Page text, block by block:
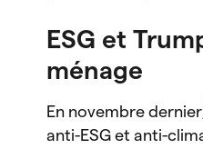
ESG et
ménage
En novembre
anti-ESG et anti-